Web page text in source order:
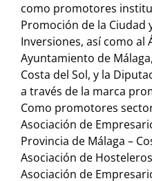
como promotores
Promoción de la Ciudad
Inversiones, así como al
Ayuntamiento de
Costa del Sol, y la
a través de la marca
Como promotores
Asociación de
Provincia de Málaga –
Asociación de
Asociación de